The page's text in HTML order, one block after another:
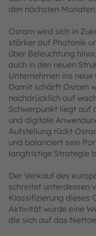
den nächsten Monaten.
Osram wird sich in
stärker auf Photonik
über Beleuchtung
auch in den neuen
Unternehmen ins
Damit schärft Osram
nachdrücklich auf
Schwerpunkt liegt auf
und digitale
Aufstellung rückt
und balanciert sein
langfristige Strategie
Der Verkauf des
schreitet unterdessen
Klassifizierung dieses
Aktivität wurde eine
die sich auf das